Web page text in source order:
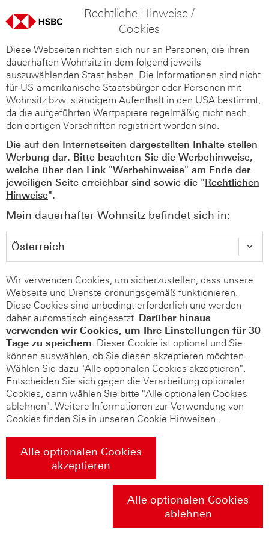
Rechtliche Hinweise /
Cookies
Diese Webseiten richten sich nur an Personen, die ihren
dauerhaften Wohnsitz in dem folgend jeweils
auszuwählenden Staat haben. Die Informationen sind nicht
für US-amerikanische Staatsbürger oder Personen mit
Wohnsitz bzw. ständigem Aufenthalt in den USA bestimmt,
da die aufgeführten Wertpapiere regelmäßig nicht nach
den dortigen Vorschriften registriert worden sind.
Die auf den Internetseiten dargestellten Inhalte stellen
Werbung dar. Bitte beachten Sie die Werbehinweise,
welche über den Link "Werbehinweise" am Ende der
jeweiligen Seite erreichbar sind sowie die "Rechtlichen
Hinweise".
Mein dauerhafter Wohnsitz befindet sich in:
Wir verwenden Cookies, um sicherzustellen, dass unsere
Webseite und Dienste ordnungsgemäß funktionieren.
Diese Cookies sind unbedingt erforderlich und werden
daher automatisch eingesetzt. Darüber hinaus
verwenden wir Cookies, um Ihre Einstellungen für 30
Tage zu speichern. Dieser Cookie ist optional und Sie
können auswählen, ob Sie diesen akzeptieren möchten.
Wählen Sie dazu "Alle optionalen Cookies akzeptieren".
Entscheiden Sie sich gegen die Verarbeitung optionaler
Cookies, dann wählen Sie bitte "Alle optionalen Cookies
ablehnen". Weitere Informationen zur Verwendung von
Cookies finden Sie in unseren Cookie Hinweisen.
Alle optionalen Cookies
akzeptieren
Alle optionalen Cookies
ablehnen